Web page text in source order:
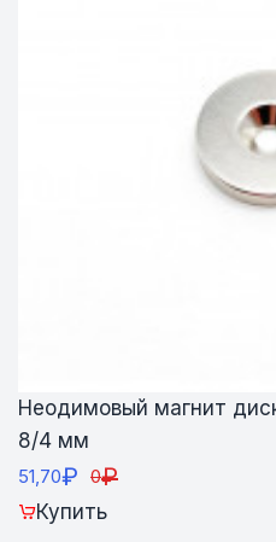
Неодимовый магнит
8/4 мм
51,70₽ 0₽
Купить